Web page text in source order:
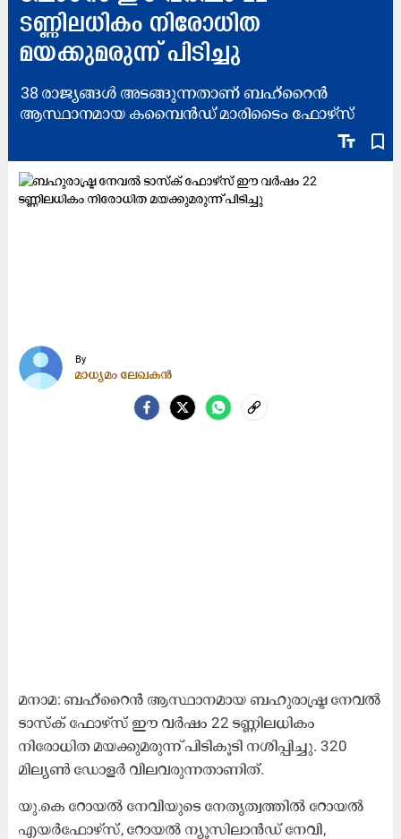
ടണ്ണിലധികം നിരോധിത
മയക്കുമരുന്ന് പിടിച്ചു
text_fields bookmark_border
38 രാജ്യങ്ങൾ അടങ്ങുന്നതാണ് ബഹ്‌റൈൻ
ആസ്ഥാനമായ കമ്പൈൻഡ് മാരിടൈം ഫോഴ്‌സ്
By
മാധ്യമം ലേഖകൻ
മനാമ: ബഹ്‌റൈൻ ആസ്ഥാനമായ ബഹുരാഷ്ട്ര നേവൽ
ടാസ്‌ക് ഫോഴ്‌സ് ഈ വർഷം 22 ടണ്ണിലധികം
നിരോധിത മയക്കുമരുന്ന് പിടികൂടി നശിപ്പിച്ചു. 320
മില്യൺ ഡോളർ വിലവരുന്നതാണിത്.
യു.കെ റോയൽ നേവിയുടെ നേതൃത്വത്തിൽ റോയൽ
എയർഫോഴ്‌സ്, റോയൽ ന്യൂസിലാൻഡ് നേവി,